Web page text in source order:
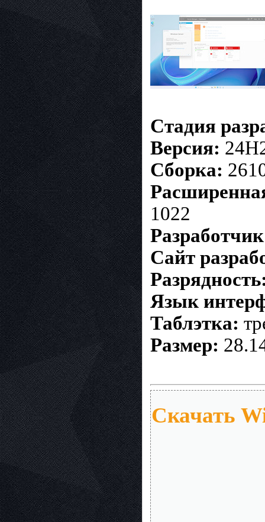
Стадия
Версия:
Сборка:
1022
Сайт
Язык
Таблэтка:
Размер:
Скачать